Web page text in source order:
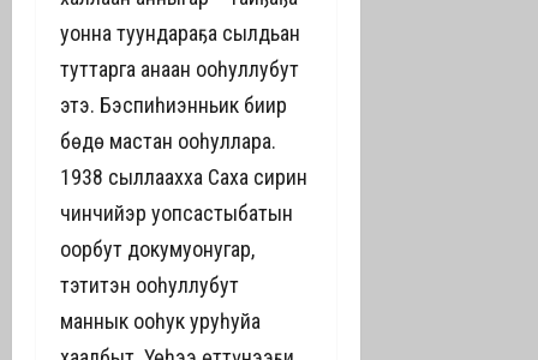
уонна туундараҕа сылдьан
туттарга анаан оҥоһуллубут
этэ. Бэспиһиэнньик биир
бөдөҥ мастан оҥоһуллара.
1938 сыллаахха Саха сирин
чинчийэр уопсастыбатын
оҥорбут докумуонугар,
тэтиҥтэн оҥоһуллубут
маннык оҥоһук уруһуйа